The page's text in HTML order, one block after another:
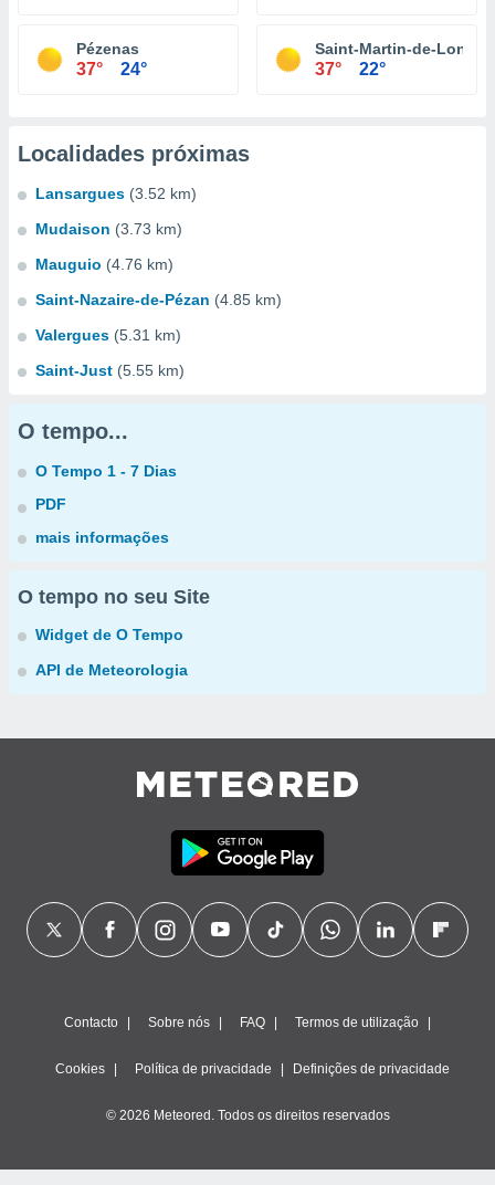
Pézenas
37° 24°
Saint-Martin-de-
37° 22°
Localidades próximas
Lansargues (3.52 km)
Mudaison (3.73 km)
Mauguio (4.76 km)
Saint-Nazaire-de-Pézan (4.85 km)
Valergues (5.31 km)
Saint-Just (5.55 km)
O tempo...
O Tempo 1 - 7 Dias
PDF
mais informações
O tempo no seu Site
Widget de O Tempo
API de Meteorologia
Contacto Sobre nós FAQ Termos de utilização
Cookies Política de privacidade Definições de privacidade
© 2026 Meteored. Todos os direitos reservados